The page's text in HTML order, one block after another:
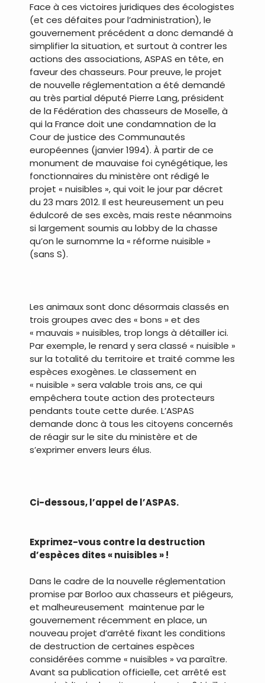
Face à ces victoires juridiques des écologistes
(et ces défaites pour l’administration), le
gouvernement précédent a donc demandé à
simplifier la situation, et surtout à contrer les
actions des associations, ASPAS en tête, en
faveur des chasseurs. Pour preuve, le projet
de nouvelle réglementation a été demandé
au très partial député Pierre Lang, président
de la Fédération des chasseurs de Moselle, à
qui la France doit une condamnation de la
Cour de justice des Communautés
européennes (janvier 1994). À partir de ce
monument de mauvaise foi cynégétique, les
fonctionnaires du ministère ont rédigé le
projet « nuisibles », qui voit le jour par décret
du 23 mars 2012. Il est heureusement un peu
édulcoré de ses excès, mais reste néanmoins
si largement soumis au lobby de la chasse
qu’on le surnomme la « réforme nuisible »
(sans S).
Les animaux sont donc désormais classés en
trois groupes avec des « bons » et des
« mauvais » nuisibles, trop longs à détailler ici.
Par exemple, le renard y sera classé « nuisible »
sur la totalité du territoire et traité comme les
espèces exogènes. Le classement en
« nuisible » sera valable trois ans, ce qui
empêchera toute action des protecteurs
pendants toute cette durée. L’ASPAS
demande donc à tous les citoyens concernés
de réagir sur le site du ministère et de
s’exprimer envers leurs élus.
Ci-dessous, l’appel de l’ASPAS.
Exprimez-vous contre la destruction
d’espèces dites « nuisibles » !
Dans le cadre de la nouvelle réglementation
promise par Borloo aux chasseurs et piégeurs,
et malheureusement maintenue par le
gouvernement récemment en place, un
nouveau projet d’arrêté fixant les conditions
de destruction de certaines espèces
considérées comme « nuisibles » va paraître.
Avant sa publication officielle, cet arrêté est